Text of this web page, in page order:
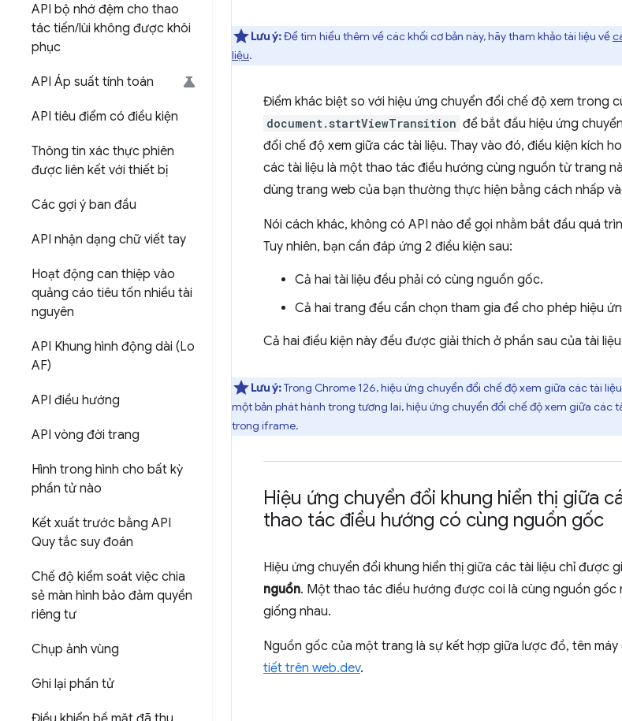
API bộ nhớ đệm cho thao
tác tiến/lùi không được khôi
phục
API Áp suất tính toán
API tiêu điểm có điều kiện
Thông tin xác thực phiên
được liên kết với thiết bị
Các gợi ý ban đầu
API nhận dạng chữ viết tay
Hoạt động can thiệp vào
quảng cáo tiêu tốn nhiều tài
nguyên
API Khung hình động dài (Lo
AF)
API điều hướng
API vòng đời trang
Hình trong hình cho bất kỳ
phần tử nào
Kết xuất trước bằng API
Quy tắc suy đoán
Chế độ kiểm soát việc chia
sẻ màn hình bảo đảm quyền
riêng tư
Chụp ảnh vùng
Ghi lại phần tử
Lưu ý:Để tìm hiểu thêm về các khối cơ bản này, hãy tham khảo tài liệu về
liệu.
Điểm khác biệt so với hiệu ứng chuyển đổi chế độ xem trong
document.startViewTransition để bắt đầu hiệu ứng
đổi chế độ xem giữa các tài liệu. Thay vào đó, điều kiện kích
các tài liệu là một thao tác điều hướng cùng nguồn từ trang
dùng trang web của bạn thường thực hiện bằng cách nhấp
Nói cách khác, không có API nào để gọi nhằm bắt đầu quá
Tuy nhiên, bạn cần đáp ứng 2 điều kiện sau:
Cả hai tài liệu đều phải có cùng nguồn gốc.
Cả hai trang đều cần chọn tham gia để cho phép hiệu
Cả hai điều kiện này đều được giải thích ở phần sau của tài liệu
Lưu ý:Trong Chrome 126, hiệu ứng chuyển đổi chế độ xem giữa các tài
một bản phát hành trong tương lai, hiệu ứng chuyển đổi chế độ xem giữa các
trong iframe.
Hiệu ứng chuyển đổi khung hiển thị giữa
thao tác điều hướng có cùng nguồn gốc
Hiệu ứng chuyển đổi khung hiển thị giữa các tài liệu chỉ được
nguồn. Một thao tác điều hướng được coi là cùng nguồn
giống nhau.
Nguồn gốc của một trang là sự kết hợp giữa lược đồ, tên
tiết trên web.dev.